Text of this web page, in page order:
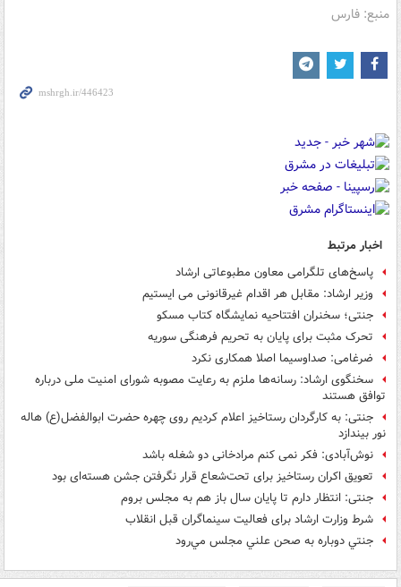
منبع: فارس
اخبار مرتبط
پاسخ‌های تلگرامی معاون مطبوعاتی ارشاد
وزیر ارشاد: مقابل هر اقدام غیرقانونی می ایستیم
جنتی؛ سخنران افتتاحیه نمایشگاه کتاب مسکو
تحرک مثبت برای پایان به تحریم‌ فرهنگی سوریه
ضرغامی: صداوسیما اصلا همکاری نکرد
سخنگوی ارشاد: رسانه‌ها ملزم به رعایت مصوبه شورای امنیت ملی درباره
توافق هستند
جنتی: به کارگردان رستاخیز اعلام کردیم روی چهره حضرت ابوالفضل(ع) هاله
نور بیندازد
نوش‌آبادی: فکر نمی کنم مرادخانی دو شغله باشد
تعویق اکران رستاخیز برای تحت‌شعاع قرار نگرفتن جشن هسته‌ای بود
جنتی: انتظار دارم تا پایان سال باز هم به مجلس بروم
شرط وزارت ارشاد برای فعالیت سینماگران قبل انقلاب
جنتي دوباره به صحن علني مجلس مي‌رود